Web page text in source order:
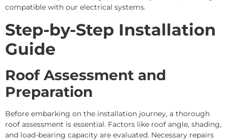
compatible with our electrical systems.
Step-by-Step Installation
Guide
Roof Assessment and
Preparation
Before embarking on the installation journey, a thorough
roof assessment is essential. Factors like roof angle, shading,
and load-bearing capacity are evaluated. Necessary repairs